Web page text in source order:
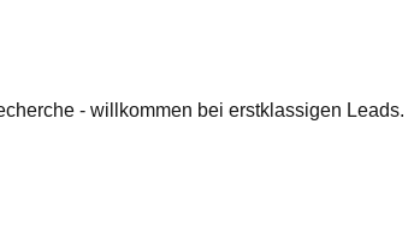
- willkommen bei erstklassigen Leads.